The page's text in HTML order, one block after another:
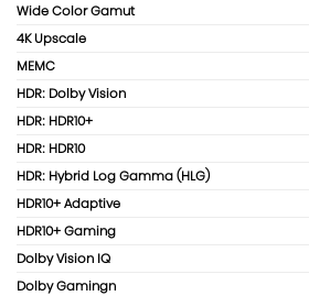
Wide Color Gamut
4K Upscale
MEMC
HDR: Dolby Vision
HDR: HDR10+
HDR: HDR10
HDR: Hybrid Log Gamma (HLG)
HDR10+ Adaptive
HDR10+ Gaming
Dolby Vision IQ
Dolby Gamingn